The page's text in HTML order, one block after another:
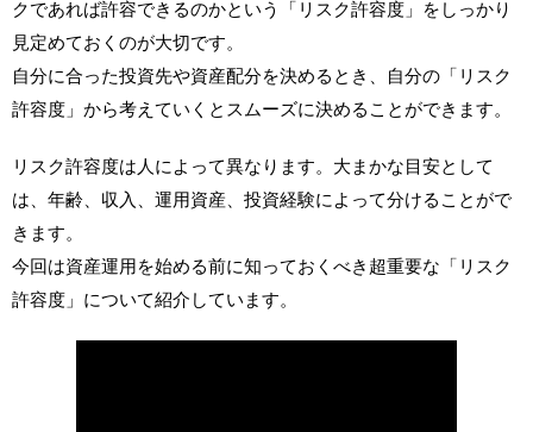
クであれば許容できるのかという「リスク許容度」をしっかり
見定めておくのが大切です。
自分に合った投資先や資産配分を決めるとき、自分の「リスク
許容度」から考えていくとスムーズに決めることができます。
リスク許容度は人によって異なります。大まかな目安として
は、年齢、収入、運用資産、投資経験によって分けることがで
きます。
今回は資産運用を始める前に知っておくべき超重要な「リスク
許容度」について紹介しています。